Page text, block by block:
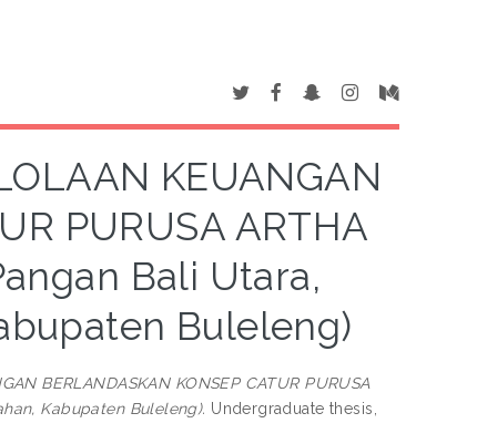
KEUANGAN
PURUSA ARTHA
Bali Utara,
Buleleng)
BERLANDASKAN KONSEP CATUR PURUSA
Kabupaten Buleleng). Undergraduate thesis,